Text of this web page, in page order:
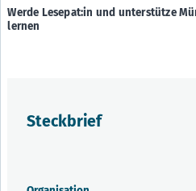
Werde Lesepat:in und unterstütze
lernen
Steckbrief